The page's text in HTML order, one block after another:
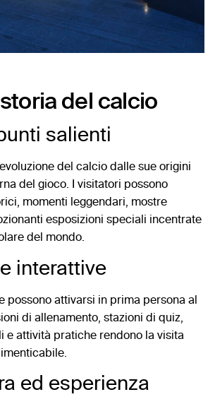
del calcio
salienti
del calcio dalle sue origini
del gioco. I visitatori possono
momenti leggendari, mostre
esposizioni speciali incentrate
del mondo.
interattive
possono attivarsi in prima persona al
di allenamento, stazioni di quiz,
e attività pratiche rendono la visita
ed esperienza